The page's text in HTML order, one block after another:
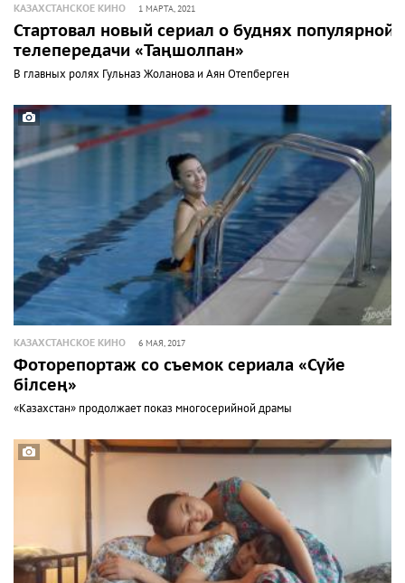
КАЗАХСТАНСКОЕ КИНО 1 МАРТА, 2021
Стартовал новый сериал о буднях популярной
телепередачи «Таңшолпан»
В главных ролях Гульназ Жоланова и Аян Отепберген
КАЗАХСТАНСКОЕ КИНО 6 МАЯ, 2017
Фоторепортаж со съемок сериала «Сүйе
білсең»
«Казахстан» продолжает показ многосерийной драмы